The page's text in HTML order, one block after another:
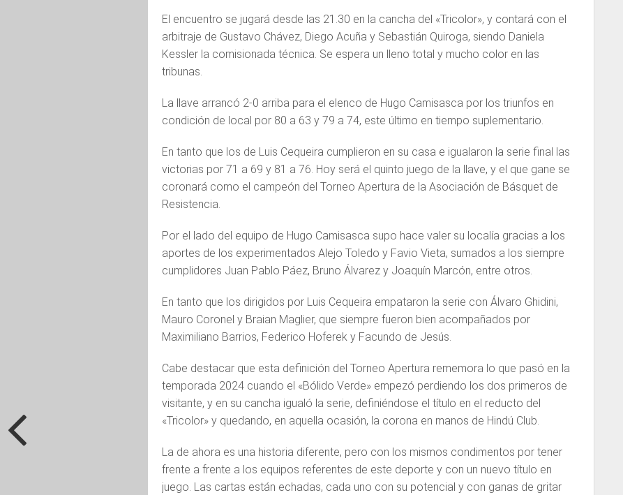
El encuentro se jugará desde las 21.30 en la cancha del «Tricolor», y contará con el
arbitraje de Gustavo Chávez, Diego Acuña y Sebastián Quiroga, siendo Daniela
Kessler la comisionada técnica. Se espera un lleno total y mucho color en las
tribunas.
La llave arrancó 2-0 arriba para el elenco de Hugo Camisasca por los triunfos en
condición de local por 80 a 63 y 79 a 74, este último en tiempo suplementario.
En tanto que los de Luis Cequeira cumplieron en su casa e igualaron la serie final las
victorias por 71 a 69 y 81 a 76. Hoy será el quinto juego de la llave, y el que gane se
coronará como el campeón del Torneo Apertura de la Asociación de Básquet de
Resistencia.
Por el lado del equipo de Hugo Camisasca supo hace valer su localía gracias a los
aportes de los experimentados Alejo Toledo y Favio Vieta, sumados a los siempre
cumplidores Juan Pablo Páez, Bruno Álvarez y Joaquín Marcón, entre otros.
En tanto que los dirigidos por Luis Cequeira empataron la serie con Álvaro Ghidini,
Mauro Coronel y Braian Maglier, que siempre fueron bien acompañados por
Maximiliano Barrios, Federico Hoferek y Facundo de Jesús.
Cabe destacar que esta definición del Torneo Apertura rememora lo que pasó en la
temporada 2024 cuando el «Bólido Verde» empezó perdiendo los dos primeros de
visitante, y en su cancha igualó la serie, definiéndose el título en el reducto del
«Tricolor» y quedando, en aquella ocasión, la corona en manos de Hindú Club.
La de ahora es una historia diferente, pero con los mismos condimentos por tener
frente a frente a los equipos referentes de este deporte y con un nuevo título en
juego. Las cartas están echadas, cada uno con su potencial y con ganas de gritar